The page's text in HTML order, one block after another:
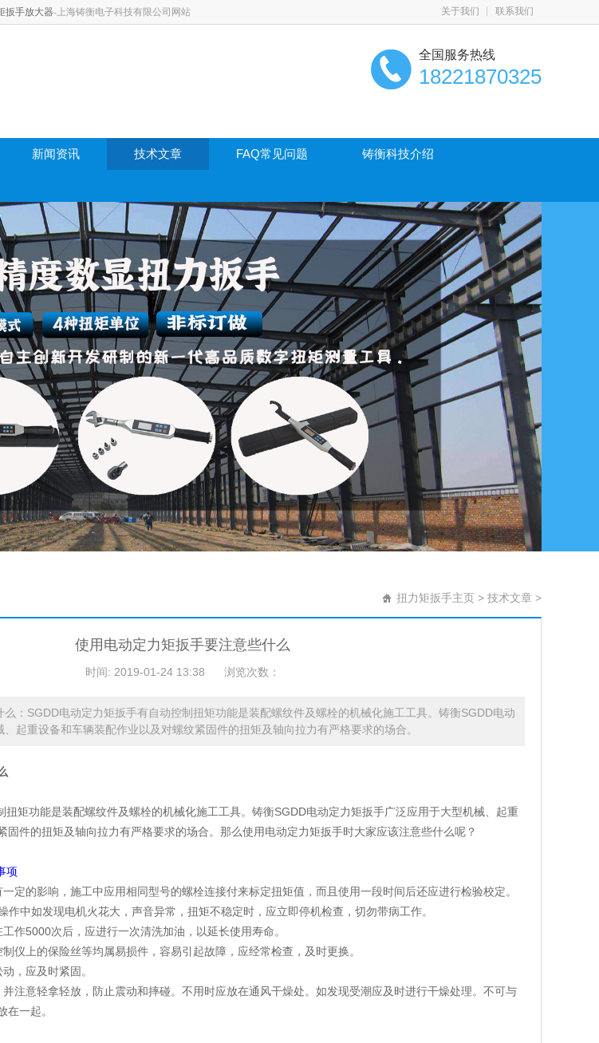
扳手放大器-上海铸衡电子科技有限公司网站 关于我们 联系我们
全国服务热线
18221870325
新闻资讯 技术文章 FAQ常见问题 铸衡科技介绍
扭力矩扳手主页 > 技术文章 >
使用电动定力矩扳手要注意些什么
时间: 2019-01-24 13:38 浏览次数：
：SGDD电动定力矩扳手有自动控制扭矩功能是装配螺纹件及螺栓的机械化施工工具。铸衡SGDD电动
起重设备和车辆装配作业以及对螺纹紧固件的扭矩及轴向拉力有严格要求的场合。
扭矩功能是装配螺纹件及螺栓的机械化施工工具。铸衡SGDD电动定力矩扳手广泛应用于大型机械、起重
固件的扭矩及轴向拉力有严格要求的场合。那么使用电动定力矩扳手时大家应该注意些什么呢？
项
定的影响，施工中应用相同型号的螺栓连接付来标定扭矩值，而且使用一段时间后还应进行检验校定。
作中如发现电机火花大，声音异常，扭矩不稳定时，应立即停机检查，切勿带病工作。
作5000次后，应进行一次清洗加油，以延长使用寿命。
仪上的保险丝等均属易损件，容易引起故障，应经常检查，及时更换。
，应及时紧固。
注意轻拿轻放，防止震动和摔碰。不用时应放在通风干燥处。如发现受潮应及时进行干燥处理。不可与
在一起。